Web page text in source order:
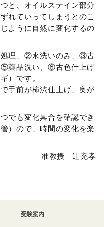
と、オイルステイン部分
れていってしまうとのこ
ように自然に変化するの
理、②水洗いのみ、③古
薬品洗い、⑥古色仕上げ
）です。
手前が柿渋仕上げ、奥が
でも変化具合を確認でき
）ので、時間の変化を楽
准教授 辻充孝
受験案内